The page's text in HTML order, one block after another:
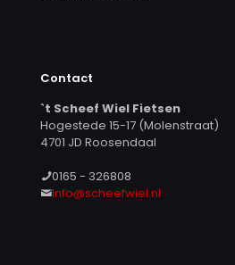
Contact
`t Scheef Wiel Fietsen
Hogestede 15-17 (Molenstraat)
4701 JD Roosendaal
0165 - 326808
Info@scheefwiel.nl